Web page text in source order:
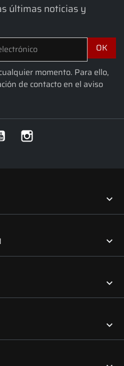
últimas noticias y
momento. Para ello,
de contacto en el aviso
YouTube



